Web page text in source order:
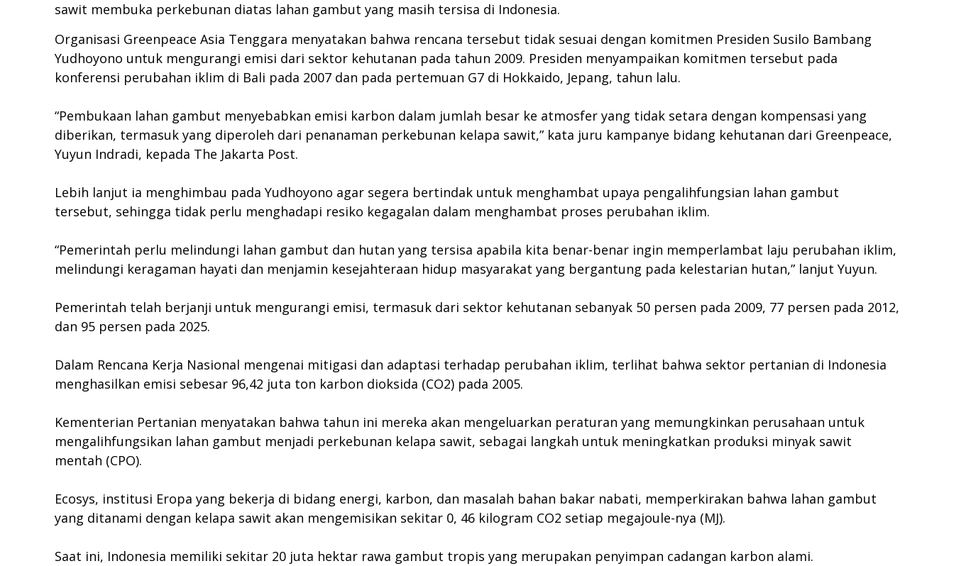
sawit membuka perkebunan diatas lahan gambut yang masih tersisa di Indonesia.
Organisasi Greenpeace Asia Tenggara menyatakan bahwa rencana tersebut tidak sesuai dengan komitmen Presiden Susilo Bambang
Yudhoyono untuk mengurangi emisi dari sektor kehutanan pada tahun 2009. Presiden menyampaikan komitmen tersebut pada
konferensi perubahan iklim di Bali pada 2007 dan pada pertemuan G7 di Hokkaido, Jepang, tahun lalu.
“Pembukaan lahan gambut menyebabkan emisi karbon dalam jumlah besar ke atmosfer yang tidak setara dengan kompensasi yang
diberikan, termasuk yang diperoleh dari penanaman perkebunan kelapa sawit,” kata juru kampanye bidang kehutanan dari Greenpeace,
Yuyun Indradi, kepada The Jakarta Post.
Lebih lanjut ia menghimbau pada Yudhoyono agar segera bertindak untuk menghambat upaya pengalihfungsian lahan gambut
tersebut, sehingga tidak perlu menghadapi resiko kegagalan dalam menghambat proses perubahan iklim.
“Pemerintah perlu melindungi lahan gambut dan hutan yang tersisa apabila kita benar-benar ingin memperlambat laju perubahan iklim,
melindungi keragaman hayati dan menjamin kesejahteraan hidup masyarakat yang bergantung pada kelestarian hutan,” lanjut Yuyun.
Pemerintah telah berjanji untuk mengurangi emisi, termasuk dari sektor kehutanan sebanyak 50 persen pada 2009, 77 persen pada 2012,
dan 95 persen pada 2025.
Dalam Rencana Kerja Nasional mengenai mitigasi dan adaptasi terhadap perubahan iklim, terlihat bahwa sektor pertanian di Indonesia
menghasilkan emisi sebesar 96,42 juta ton karbon dioksida (CO2) pada 2005.
Kementerian Pertanian menyatakan bahwa tahun ini mereka akan mengeluarkan peraturan yang memungkinkan perusahaan untuk
mengalihfungsikan lahan gambut menjadi perkebunan kelapa sawit, sebagai langkah untuk meningkatkan produksi minyak sawit
mentah (CPO).
Ecosys, institusi Eropa yang bekerja di bidang energi, karbon, dan masalah bahan bakar nabati, memperkirakan bahwa lahan gambut
yang ditanami dengan kelapa sawit akan mengemisikan sekitar 0, 46 kilogram CO2 setiap megajoule-nya (MJ).
Saat ini, Indonesia memiliki sekitar 20 juta hektar rawa gambut tropis yang merupakan penyimpan cadangan karbon alami.